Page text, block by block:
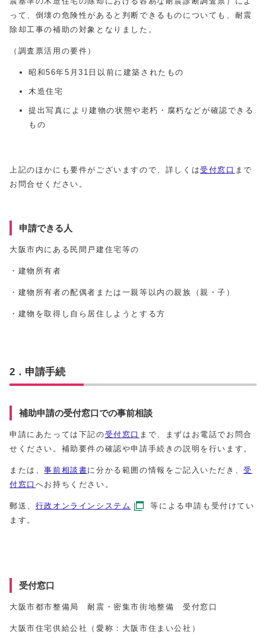
って、倒壊の危険性があると判断できるものについても、耐震
除却工事の補助の対象となりました。
（調査票活用の要件）
昭和56年5月31日以前に建築されたもの
木造住宅
提出写真により建物の状態や老朽・腐朽などが確認できる
もの
上記のほかにも要件がございますので、詳しくは受付窓口 まで
お問合せください。
申請できる人
大阪市内にある民間戸建住宅等の
・建物所有者
・建物所有者の配偶者または一親等以内の親族（親・子）
・建物を取得し自ら居住しようとする方
2．申請手続
補助申請の受付窓口での事前相談
申請にあたっては下記の受付窓口 まで、まずはお電話でお問合
せください。補助要件の確認や申請手続きの説明を行います。
または、事前相談書に分かる範囲の情報をご記入いただき、受
付窓口 へお持ちください。
郵送、 行政オンラインシステム
等による申請も受付けてい
ます。
受付窓口
大阪市都市整備局 耐震・密集市街地整備 受付窓口
大阪市住宅供給公社（愛称：大阪市住まい公社）